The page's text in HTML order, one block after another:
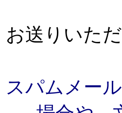
お送りいた
スパムメー